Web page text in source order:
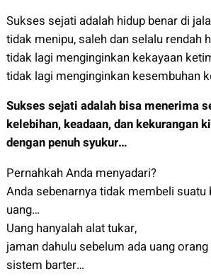
Sukses sejati adalah hidup benar di
tidak menipu, saleh dan selalu rendah
tidak lagi menginginkan kekayaan
tidak lagi menginginkan kesembuhan
Sukses sejati adalah bisa menerima
kelebihan, keadaan, dankekurangan
dengan penuh syukur…
Pernahkah Anda menyadari?
Anda sebenarnya tidak membeli suatu
uang…
Uang hanyalah alat tukar,
jaman dahulu sebelum ada uang
sistem barter…